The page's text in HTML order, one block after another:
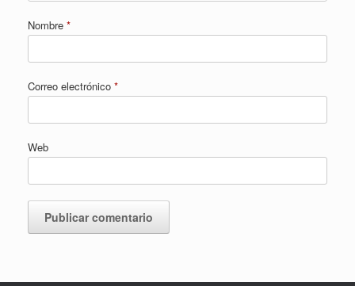
Nombre *
Correo electrónico *
Web